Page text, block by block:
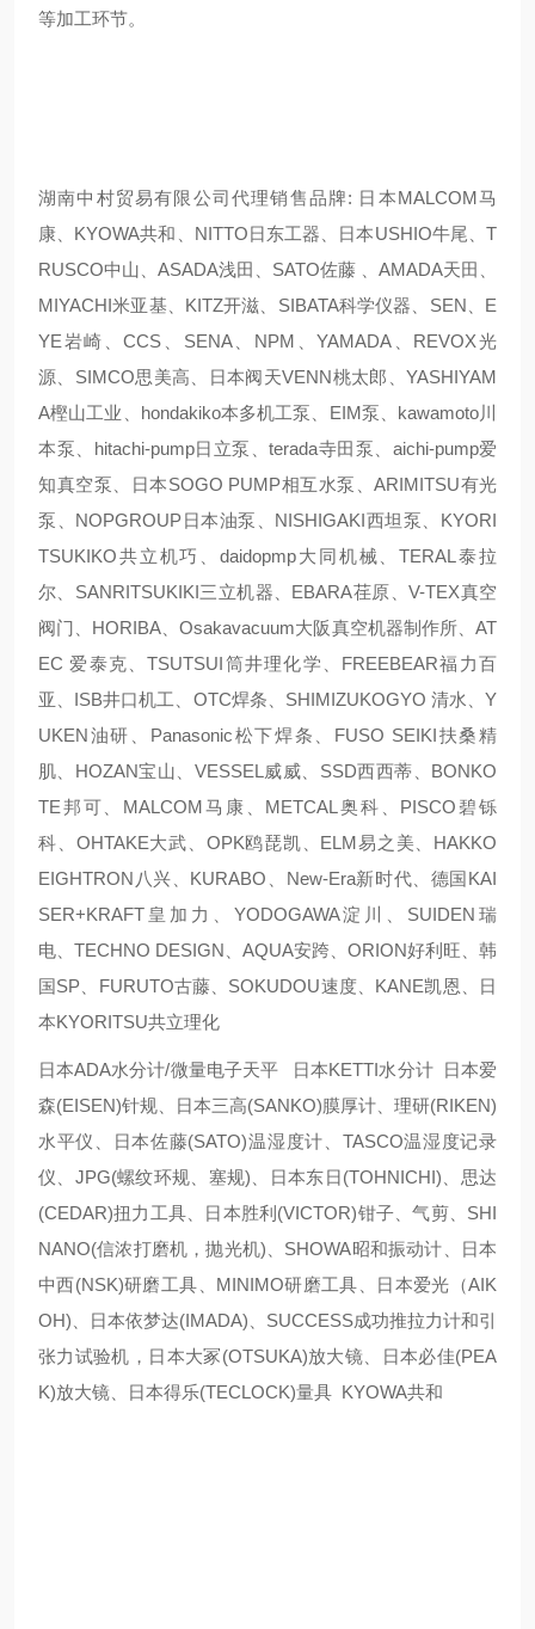
等加工环节。
湖南中村贸易有限公司代理销售品牌: 日本MALCOM马
康、KYOWA共和、NITTO日东工器、日本USHIO牛尾、T
RUSCO中山、ASADA浅田、SATO佐藤 、AMADA天田、
MIYACHI米亚基、KITZ开滋、SIBATA科学仪器、SEN、E
YE岩崎、CCS、SENA、NPM、YAMADA、REVOX光
源、SIMCO思美高、日本阀天VENN桃太郎、YASHIYAM
A樫山工业、hondakiko本多机工泵、EIM泵、kawamoto川
本泵、hitachi-pump日立泵、terada寺田泵、aichi-pump爱
知真空泵、日本SOGO PUMP相互水泵、ARIMITSU有光
泵、NOPGROUP日本油泵、NISHIGAKI西坦泵、KYORI
TSUKIKO共立机巧、daidopmp大同机械、TERAL泰拉
尔、SANRITSUKIKI三立机器、EBARA荏原、V-TEX真空
阀门、HORIBA、Osakavacuum大阪真空机器制作所、AT
EC 爱泰克、TSUTSUI筒井理化学、FREEBEAR福力百
亚、ISB井口机工、OTC焊条、SHIMIZUKOGYO 清水、Y
UKEN油研、Panasonic松下焊条、FUSO SEIKI扶桑精
肌、HOZAN宝山、VESSEL威威、SSD西西蒂、BONKO
TE邦可、MALCOM马康、METCAL奥科、PISCO碧铄
科、OHTAKE大武、OPK鸥琵凯、ELM易之美、HAKKO
EIGHTRON八兴、KURABO、New-Era新时代、德国KAI
SER+KRAFT皇加力、YODOGAWA淀川、SUIDEN瑞
电、TECHNO DESIGN、AQUA安跨、ORION好利旺、韩
国SP、FURUTO古藤、SOKUDOU速度、KANE凯恩、日
本KYORITSU共立理化
日本ADA水分计/微量电子天平 日本KETTI水分计 日本爱
森(EISEN)针规、日本三高(SANKO)膜厚计、理研(RIKEN)
水平仪、日本佐藤(SATO)温湿度计、TASCO温湿度记录
仪、JPG(螺纹环规、塞规)、日本东日(TOHNICHI)、思达
(CEDAR)扭力工具、日本胜利(VICTOR)钳子、气剪、SHI
NANO(信浓打磨机，抛光机)、SHOWA昭和振动计、日本
中西(NSK)研磨工具、MINIMO研磨工具、日本爱光（AIK
OH)、日本依梦达(IMADA)、SUCCESS成功推拉力计和引
张力试验机，日本大冢(OTSUKA)放大镜、日本必佳(PEA
K)放大镜、日本得乐(TECLOCK)量具 KYOWA共和